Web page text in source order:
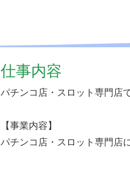
仕事内容
パチンコ店・スロット専門店
【事業内容】
パチンコ店・スロット専門店